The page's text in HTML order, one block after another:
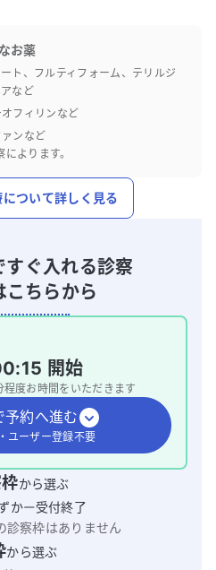
お薬
ト、フルティフォーム、テリルジ
など
フィリンなど
ンなど
よります。
ついて詳しく見る
すぐ入れる診察
こちらから
開始
程度お時間をいただきます
予約へ進む
ユーザー登録不要
から選ぶ
か
受付終了
診察枠はありません
から選ぶ